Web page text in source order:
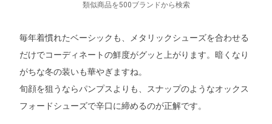
類似商品を500ブランドから検索
毎年着慣れたベーシックも、メタリックシューズを合わせる
だけでコーディネートの鮮度がグッと上がります。暗くなり
がちな冬の装いも華やぎますね。
旬顔を狙うならパンプスよりも、スナップのようなオックス
フォードシューズで辛口に締めるのが正解です。